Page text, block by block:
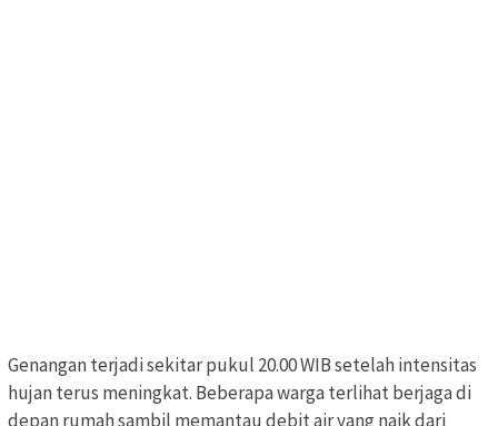
Genangan terjadi sekitar pukul 20.00 WIB setelah intensitas
hujan terus meningkat. Beberapa warga terlihat berjaga di
depan rumah sambil memantau debit air yang naik dari